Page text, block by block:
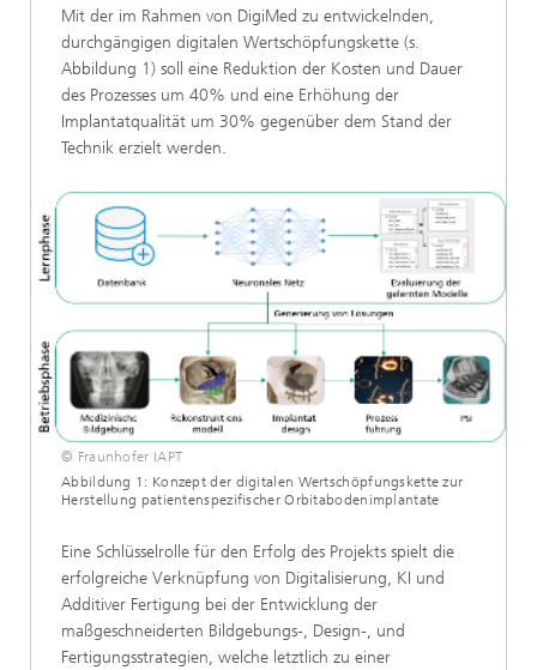
Mit der im Rahmen von DigiMed zu entwickelnden,
durchgängigen digitalen Wertschöpfungskette (s.
Abbildung 1) soll eine Reduktion der Kosten und Dauer
des Prozesses um 40% und eine Erhöhung der
Implantatqualität um 30% gegenüber dem Stand der
Technik erzielt werden.
© Fraunhofer IAPT
Abbildung 1: Konzept der digitalen Wertschöpfungskette zur
Herstellung patientenspezifischer Orbitabodenimplantate
Eine Schlüsselrolle für den Erfolg des Projekts spielt die
erfolgreiche Verknüpfung von Digitalisierung, KI und
Additiver Fertigung bei der Entwicklung der
maßgeschneiderten Bildgebungs-, Design-, und
Fertigungsstrategien, welche letztlich zu einer